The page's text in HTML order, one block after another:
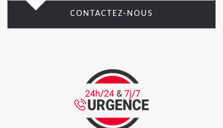
CONTACTEZ-NOUS